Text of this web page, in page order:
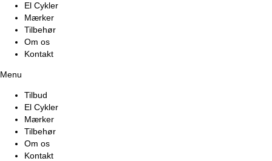
El Cykler
Mærker
Tilbehør
Om os
Kontakt
Menu
Tilbud
El Cykler
Mærker
Tilbehør
Om os
Kontakt